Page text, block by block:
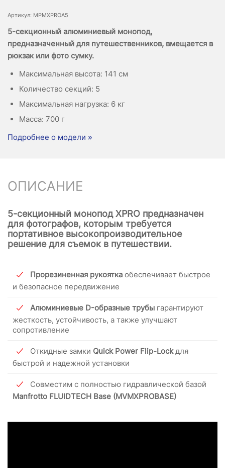
Артикул: MPMXPROA5
5-секционный алюминиевый монопод,
предназначенный для путешественников, вмещается в
рюкзак или фото сумку.
Максимальная высота: 141 см
Количество секций: 5
Максимальная нагрузка: 6 кг
Масса: 700 г
Подробнее о модели »
ОПИСАНИЕ
5-секционный монопод XPRO предназначен
для фотографов, которым требуется
портативное высокопроизводительное
решение для съемок в путешествии.
Прорезиненная рукоятка обеспечивает быстрое
и безопасное передвижение
Алюминиевые D-образные трубы гарантируют
жесткость, устойчивость, а также улучшают
сопротивление
Откидные замки Quick Power Flip-Lockдля
быстрой и надежной установки
Совместим с полностью гидравлической базой
Manfrotto FLUIDTECH Base (MVMXPROBASE)